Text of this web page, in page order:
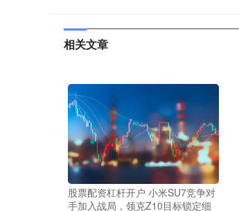
相关文章
股票配资杠杆开户 小米SU7竞争对
手加入战局，领克Z10目标锁定细